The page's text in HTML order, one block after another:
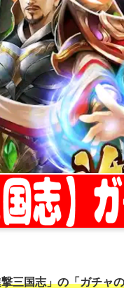
三国志」の「ガチャ